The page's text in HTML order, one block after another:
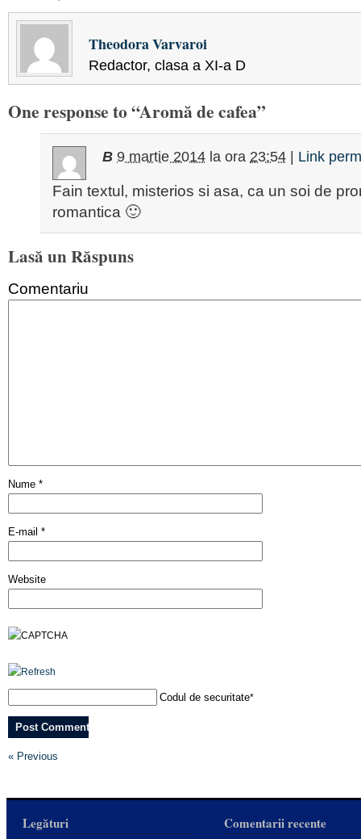
Theodora Varvaroi
Redactor, clasa a XI-a D
One response to “Aromă de cafea”
B 9 martie 2014 la ora 23:54 Link
Fain textul, misterios si asa, ca un soi de
romantica 🙂
Lasă un Răspuns
Comentariu
Nume *
E-mail *
Website
Codul de securitate*
« Previous
Legături Comentarii recente